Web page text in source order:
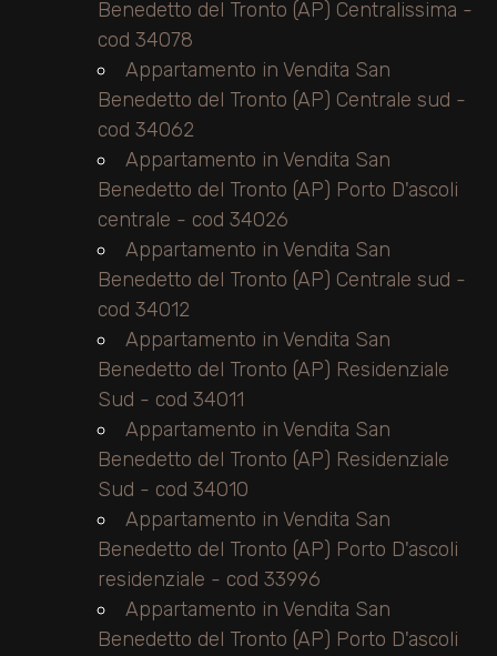
Benedetto del Tronto (AP) Centralissima -
cod 34078
Appartamento in Vendita San
Benedetto del Tronto (AP) Centrale sud -
cod 34062
Appartamento in Vendita San
Benedetto del Tronto (AP) Porto D'ascoli
centrale - cod 34026
Appartamento in Vendita San
Benedetto del Tronto (AP) Centrale sud -
cod 34012
Appartamento in Vendita San
Benedetto del Tronto (AP) Residenziale
Sud - cod 34011
Appartamento in Vendita San
Benedetto del Tronto (AP) Residenziale
Sud - cod 34010
Appartamento in Vendita San
Benedetto del Tronto (AP) Porto D'ascoli
residenziale - cod 33996
Appartamento in Vendita San
Benedetto del Tronto (AP) Porto D'ascoli